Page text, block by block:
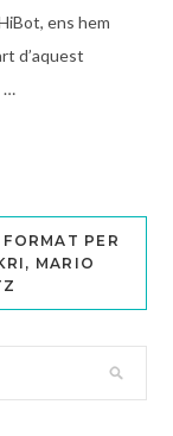
ens hem
d’aquest
…
PER
MARIO